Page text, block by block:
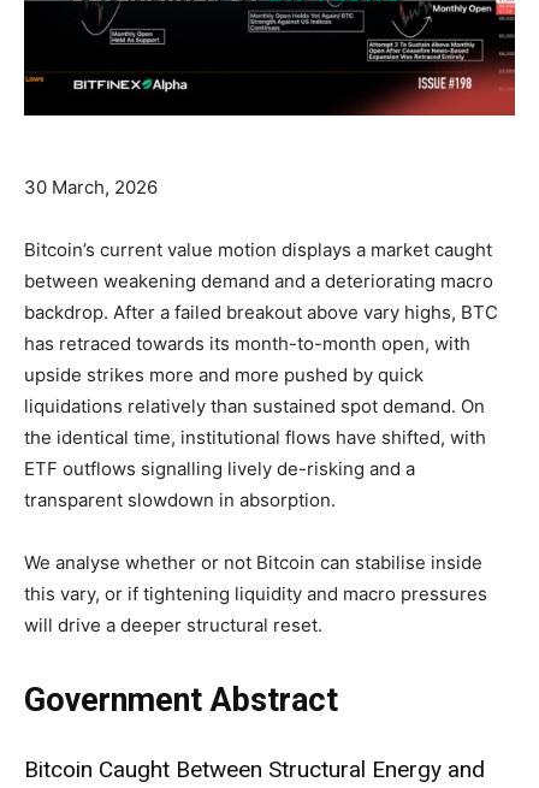
30 March, 2026
Bitcoin’s current value motion displays a market caught
between weakening demand and a deteriorating macro
backdrop. After a failed breakout above vary highs, BTC
has retraced towards its month-to-month open, with
upside strikes more and more pushed by quick
liquidations relatively than sustained spot demand. On
the identical time, institutional flows have shifted, with
ETF outflows signalling lively de-risking and a
transparent slowdown in absorption.
We analyse whether or not Bitcoin can stabilise inside
this vary, or if tightening liquidity and macro pressures
will drive a deeper structural reset.
Government Abstract
Bitcoin Caught Between Structural Energy and